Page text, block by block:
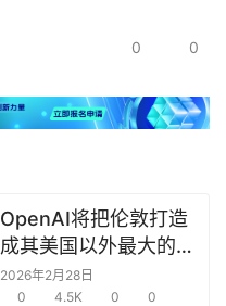
0 0
OpenAI将把伦敦打造
成其美国以外最大的研
究中心
2026年2月28日
0
4.5K 0 0